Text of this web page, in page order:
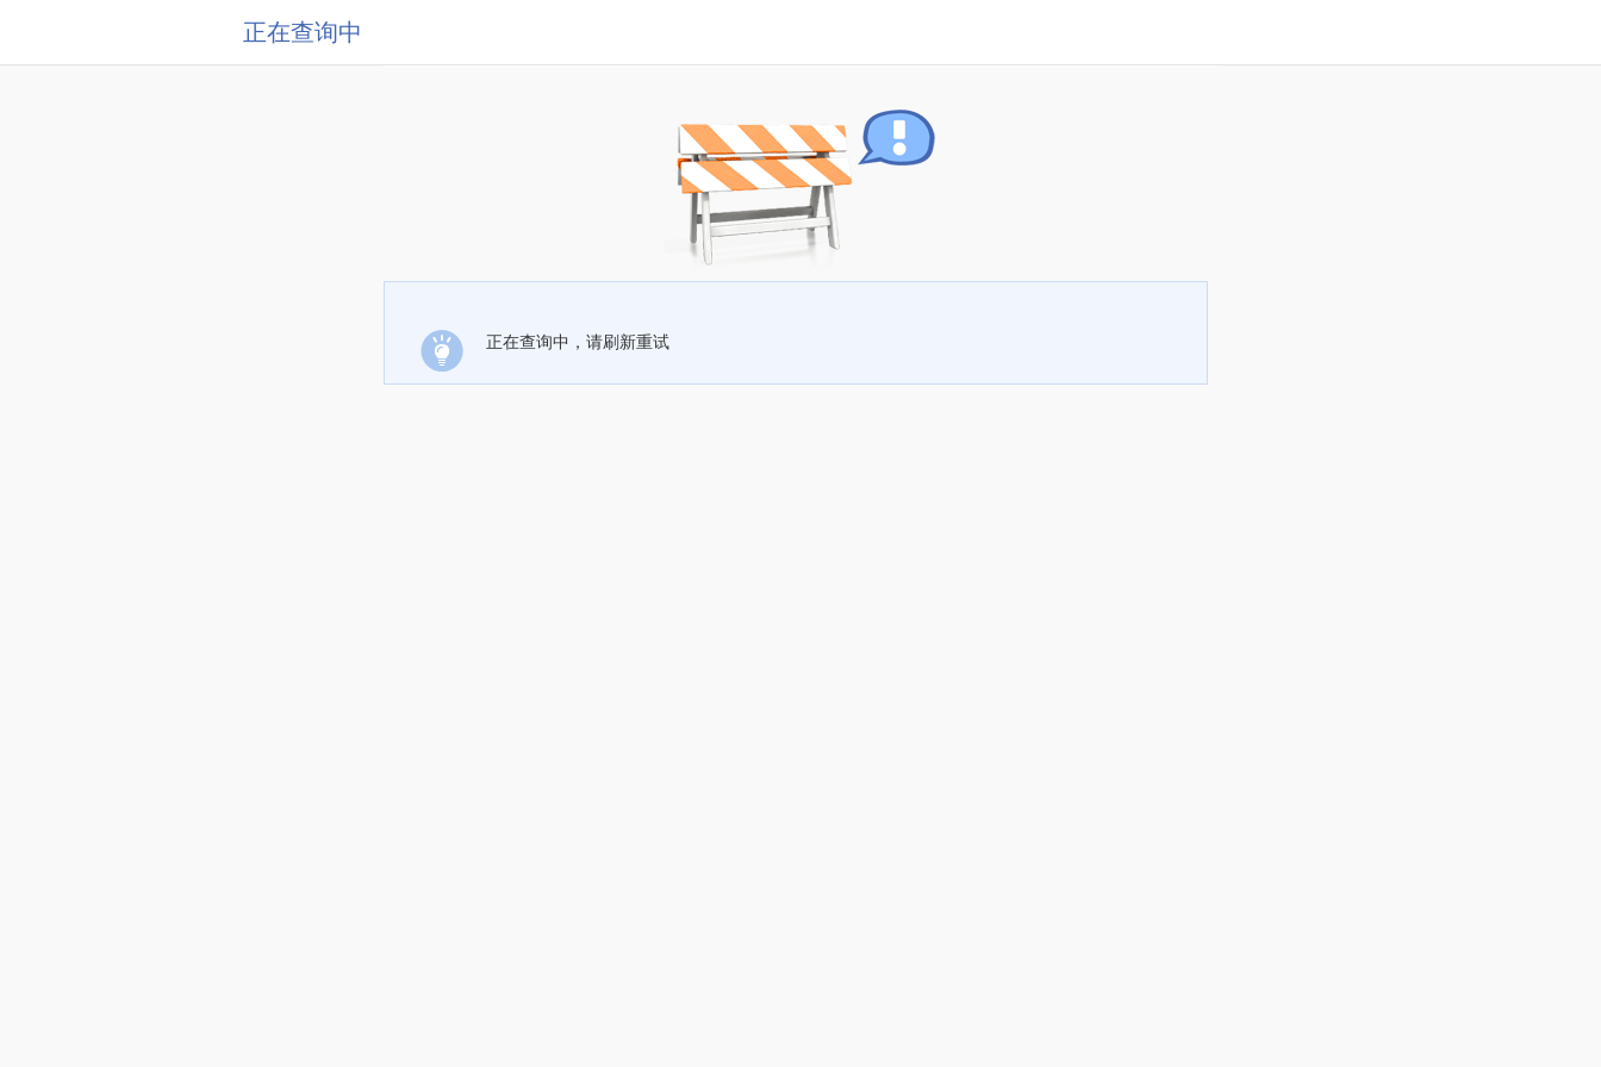
正在查询中
正在查询中，请刷新重试